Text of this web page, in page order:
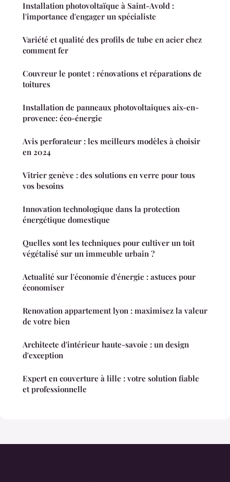
Installation photovoltaïque à Saint-Avold :
l'importance d'engager un spécialiste
Variété et qualité des profils de tube en acier chez
comment fer
Couvreur le pontet : rénovations et réparations de
toitures
Installation de panneaux photovoltaiques aix-en-
provence: éco-énergie
Avis perforateur : les meilleurs modèles à choisir
en 2024
Vitrier genève : des solutions en verre pour tous
vos besoins
Innovation technologique dans la protection
énergétique domestique
Quelles sont les techniques pour cultiver un toit
végétalisé sur un immeuble urbain ?
Actualité sur l'économie d'énergie : astuces pour
économiser
Renovation appartement lyon : maximisez la valeur
de votre bien
Architecte d'intérieur haute-savoie : un design
d'exception
Expert en couverture à lille : votre solution fiable
et professionnelle